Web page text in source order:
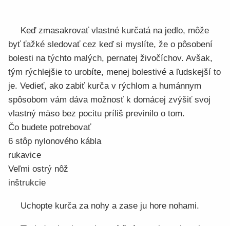
Keď zmasakrovať vlastné kurčatá na jedlo, môže
byť ťažké sledovať cez keď si myslíte, že o pôsobení
bolesti na týchto malých, pernatej živočíchov. Avšak,
tým rýchlejšie to urobíte, menej bolestivé a ľudskejší to
je. Vedieť, ako zabiť kurča v rýchlom a humánnym
spôsobom vám dáva možnosť k domácej zvýšiť svoj
vlastný mäso bez pocitu príliš previnilo o tom.
Čo budete potrebovať
6 stôp nylonového kábla
rukavice
Veľmi ostrý nôž
inštrukcie
Uchopte kurča za nohy a zase ju hore nohami.